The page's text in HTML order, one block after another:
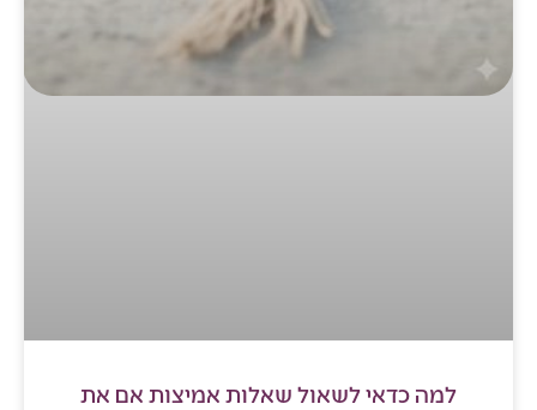
למה כדאי לשאול שאלות אמיצות אם את